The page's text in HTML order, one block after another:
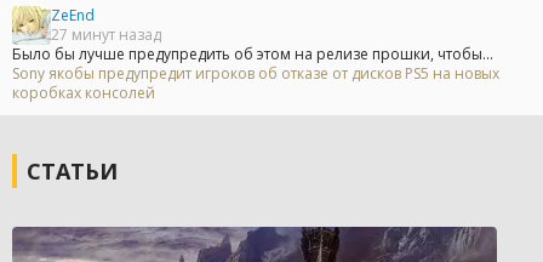
ZeEnd
27 минут назад
Было бы лучше предупредить об этом на релизе прошки, чтобы...
Sony якобы предупредит игроков об отказе от дисков PS5 на новых
коробках консолей
СТАТЬИ